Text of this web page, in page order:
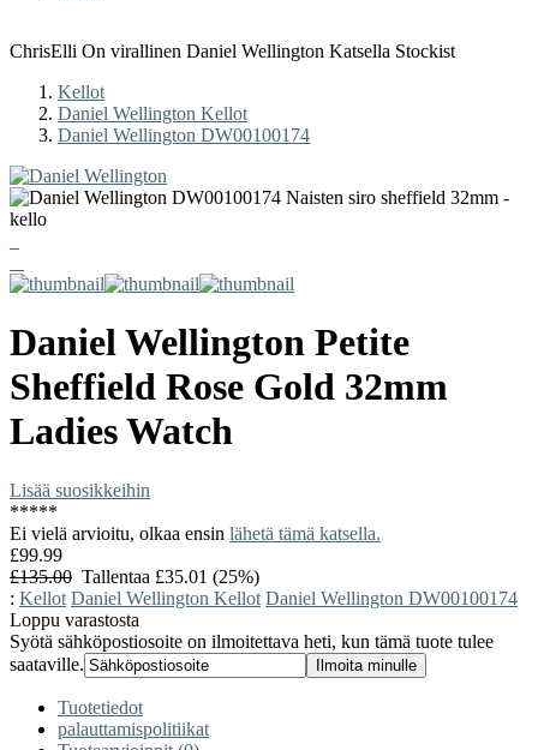
ChrisElli On virallinen Daniel Wellington Katsella Stockist
Kellot
Daniel Wellington Kellot
Daniel Wellington DW00100174
Daniel Wellington Petite
Sheffield Rose Gold 32mm
Ladies Watch
Lisää suosikkeihin
*****
Ei vielä arvioitu, olkaa ensin lähetä tämä katsella.
£99.99
£135.00 Tallentaa £35.01 (25%)
: Kellot Daniel Wellington Kellot Daniel Wellington DW00100174
Loppu varastosta
Syötä sähköpostiosoite on ilmoitettava heti, kun tämä tuote tulee
saataville.
Tuotetiedot
palauttamispolitiikat